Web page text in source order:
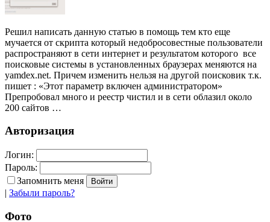
Решил написать данную статью в помощь тем кто еще
мучается от скрипта который недобросовестные пользователи
распространяют в сети интернет и результатом которого все
поисковые системы в установленных браузерах меняются на
yamdex.net. Причем изменить нельзя на другой поисковик т.к.
пишет : «Этот параметр включен администратором»
Препробовал много и реестр чистил и в сети облазил около
200 сайтов …
Авторизация
Логин:
Пароль:
Запомнить меня
| Забыли пароль?
Фото